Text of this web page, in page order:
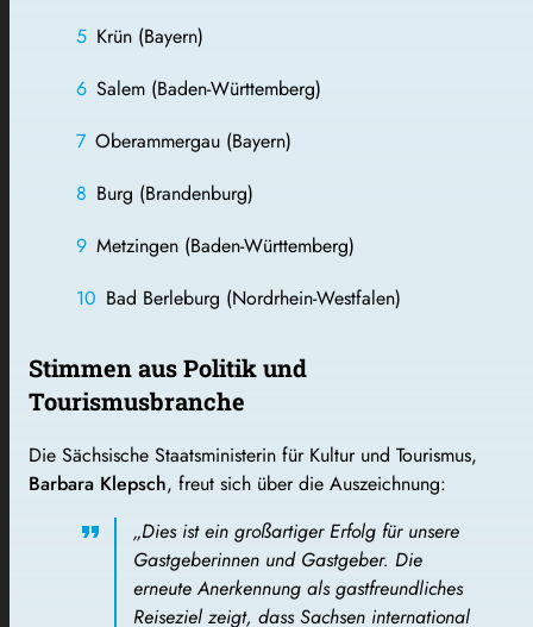
Krün (Bayern)
Salem (Baden-Württemberg)
Oberammergau (Bayern)
Burg (Brandenburg)
Metzingen (Baden-Württemberg)
Bad Berleburg (Nordrhein-Westfalen)
Stimmen aus Politik und
Tourismusbranche
Die Sächsische Staatsministerin für Kultur und Tourismus,
Barbara Klepsch, freut sich über die Auszeichnung:
„Dies ist ein großartiger Erfolg für unsere
Gastgeberinnen und Gastgeber. Die
erneute Anerkennung als gastfreundliches
Reiseziel zeigt, dass Sachsen international